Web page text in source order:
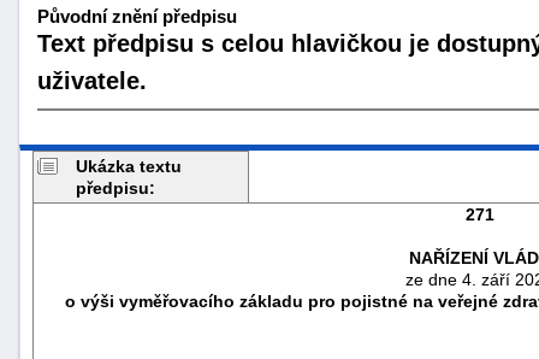
Původní znění předpisu
Text předpisu s celou hlavičkou je
uživatele.
Ukázka textu
předpisu:
271
NAŘÍZENÍ
ze dne 4. září
o výši vyměřovacího základu pro pojistné na veřejné